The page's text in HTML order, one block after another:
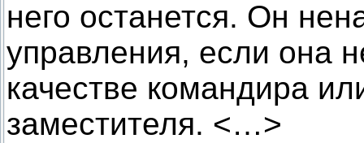
него останется. Он
управления, если она
качестве командира
заместителя. <…>